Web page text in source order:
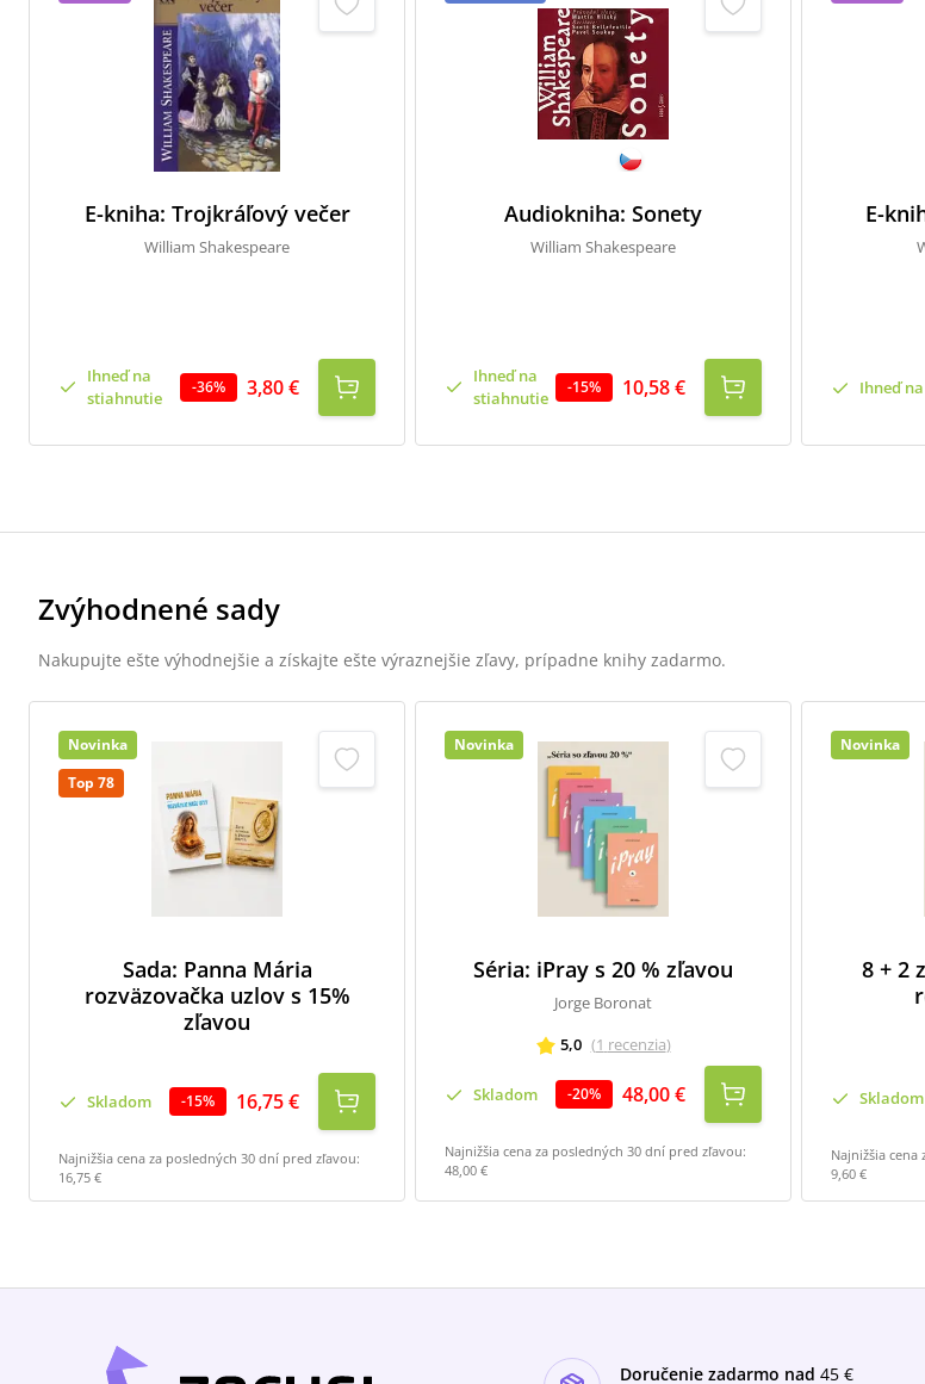
E-kniha: Trojkráľový večer
William Shakespeare
Ihneď na
stiahnutie
-36% 3,80 €
Audiokniha: Sonety
William Shakespeare
Ihneď na
stiahnutie
-15% 10,58 €
E-
Ihneď
Zvýhodnené sady
Nakupujte ešte výhodnejšie a získajte ešte výraznejšie zľavy, prípadne knihy zadarmo.
Novinka
Top 78
Sada: Panna Mária
rozväzovačka uzlov s 15%
zľavou
Skladom -15% 16,75 €
Najnižšia cena za posledných 30 dní pred zľavou:
16,75 €
Novinka
Séria: iPray s 20 % zľavou
Jorge Boronat
5,0 (1 recenzia)
Skladom -20% 48,00 €
Najnižšia cena za posledných 30 dní pred zľavou:
48,00 €
Novinka
8 + 2
Skladom
Najnižšia
9,60 €
Doručenie zadarmo nad 45 €